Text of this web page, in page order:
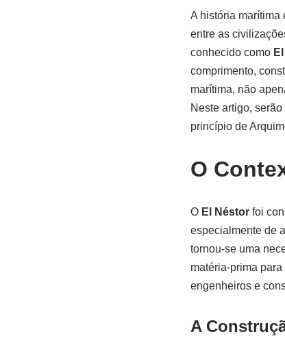
A história marítima
entre as
conhecido como
comprimento,
marítima, não
Neste artigo,
princípio de
O
O El Néstorfoi
especialmente de
tornou-se uma
matéria-prima
engenheiros e
A